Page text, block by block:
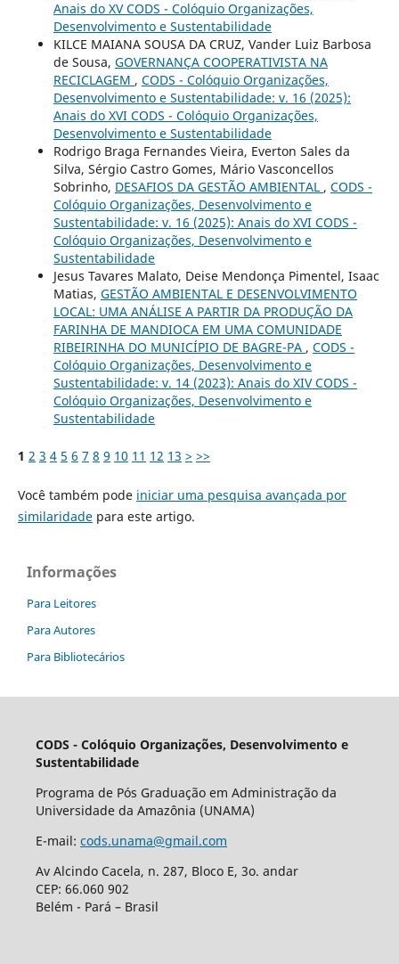
Anais do XV CODS - Colóquio Organizações,
Desenvolvimento e Sustentabilidade
KILCE MAIANA SOUSA DA CRUZ, Vander Luiz Barbosa
de Sousa, GOVERNANÇA COOPERATIVISTA NA
RECICLAGEM , CODS - Colóquio Organizações,
Desenvolvimento e Sustentabilidade: v. 16 (2025):
Anais do XVI CODS - Colóquio Organizações,
Desenvolvimento e Sustentabilidade
Rodrigo Braga Fernandes Vieira, Everton Sales da
Silva, Sérgio Castro Gomes, Mário Vasconcellos
Sobrinho, DESAFIOS DA GESTÃO AMBIENTAL , CODS -
Colóquio Organizações, Desenvolvimento e
Sustentabilidade: v. 16 (2025): Anais do XVI CODS -
Colóquio Organizações, Desenvolvimento e
Sustentabilidade
Jesus Tavares Malato, Deise Mendonça Pimentel, Isaac
Matias, GESTÃO AMBIENTAL E DESENVOLVIMENTO
LOCAL: UMA ANÁLISE A PARTIR DA PRODUÇÃO DA
FARINHA DE MANDIOCA EM UMA COMUNIDADE
RIBEIRINHA DO MUNICÍPIO DE BAGRE-PA , CODS -
Colóquio Organizações, Desenvolvimento e
Sustentabilidade: v. 14 (2023): Anais do XIV CODS -
Colóquio Organizações, Desenvolvimento e
Sustentabilidade
1 2 3 4 5 6 7 8 9 10 11 12 13 > >>
Você também pode iniciar uma pesquisa avançada por
similaridadepara este artigo.
Informações
Para Leitores
Para Autores
Para Bibliotecários
CODS - Colóquio Organizações, Desenvolvimento e
Sustentabilidade
Programa de Pós Graduação em Administração da
Universidade da Amazônia (UNAMA)
E-mail: cods.unama@gmail.com
Av Alcindo Cacela, n. 287, Bloco E, 3o. andar
CEP: 66.060 902
Belém - Pará – Brasil